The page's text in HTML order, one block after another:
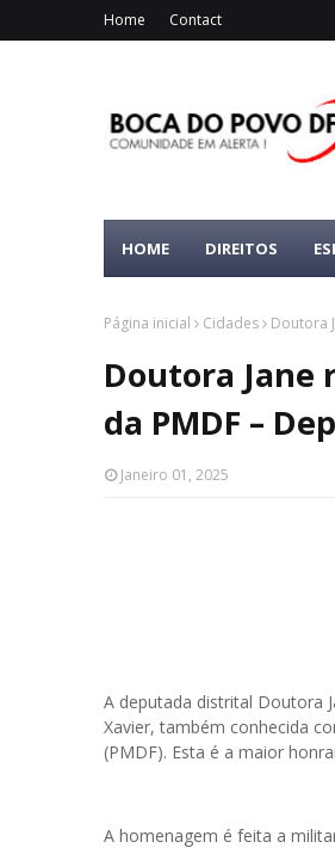
Home Contact
HOME DIREITOS
Página inicial Cidades Doutora
Doutora Jane
da PMDF –
Janeiro 01, 2025
A deputada distrital Doutora
Xavier, também conhecida
(PMDF). Esta é a maior
A homenagem é feita a